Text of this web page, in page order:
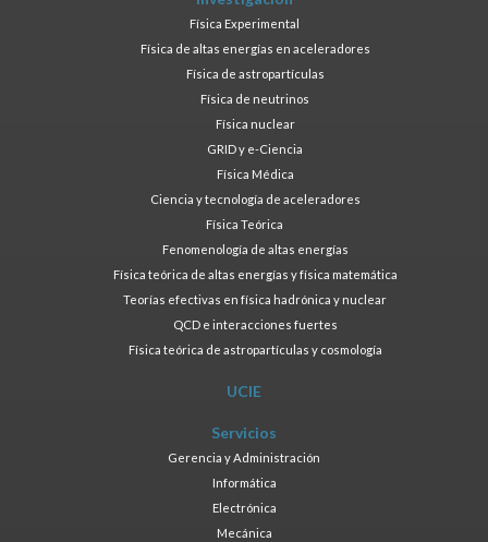
Física Experimental
Física de altas energías en aceleradores
Física de astropartículas
Física de neutrinos
Física nuclear
GRID y e-Ciencia
Física Médica
Ciencia y tecnología de aceleradores
Física Teórica
Fenomenología de altas energías
Física teórica de altas energías y física matemática
Teorías efectivas en física hadrónica y nuclear
QCD e interacciones fuertes
Física teórica de astropartículas y cosmología
UCIE
Servicios
Gerencia y Administración
Informática
Electrónica
Mecánica